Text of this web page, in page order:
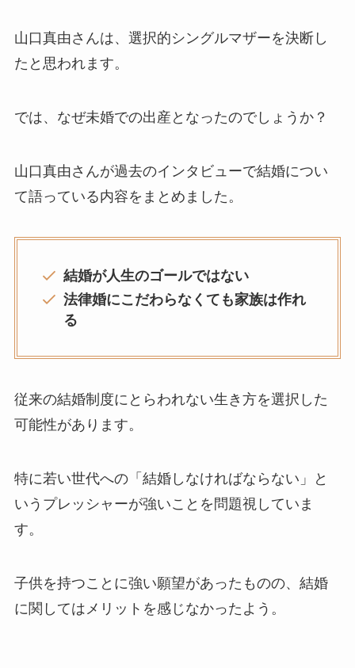
山口真由さんは、選択的シングルマザーを決断し
たと思われます。
では、なぜ未婚での出産となったのでしょうか？
山口真由さんが過去のインタビューで結婚につい
て語っている内容をまとめました。
結婚が人生のゴールではない
法律婚にこだわらなくても家族は作れ
る
従来の結婚制度にとらわれない生き方を選択した
可能性があります。
特に若い世代への「結婚しなければならない」と
いうプレッシャーが強いことを問題視していま
す。
子供を持つことに強い願望があったものの、結婚
に関してはメリットを感じなかったよう。